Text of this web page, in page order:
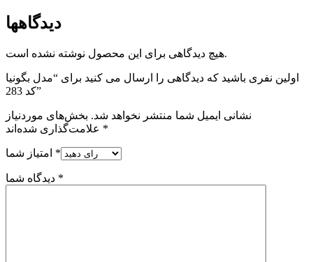
دیدگاهها
هیچ دیدگاهی برای این محصول نوشته نشده است.
اولین نفری باشید که دیدگاهی را ارسال می کنید برای “مدل بگونیا
کد 283”
نشانی ایمیل شما منتشر نخواهد شد. بخش‌های موردنیاز
*
*
*